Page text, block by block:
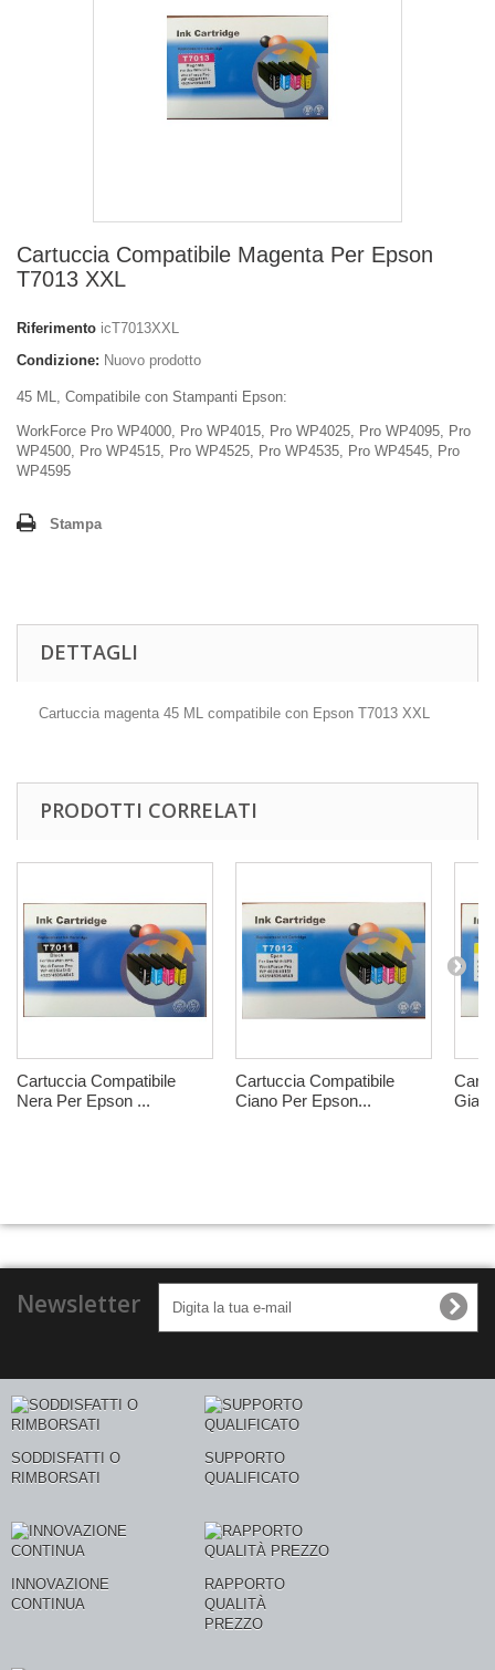
Cartuccia Compatibile Magenta Per Epson
T7013 XXL
Riferimento icT7013XXL
Condizione: Nuovo prodotto
45 ML, Compatibile con Stampanti Epson:
WorkForce Pro WP4000, Pro WP4015, Pro WP4025, Pro WP4095, Pro
WP4500, Pro WP4515, Pro WP4525, Pro WP4535, Pro WP4545, Pro
WP4595
Stampa
DETTAGLI
Cartuccia magenta 45 ML compatibile con Epson T7013 XXL
PRODOTTI CORRELATI
Cartuccia Compatibile
Nera Per Epson ...
Cartuccia Compatibile
Ciano Per Epson...
Newsletter
SODDISFATTI O
RIMBORSATI
SUPPORTO
QUALIFICATO
INNOVAZIONE
CONTINUA
RAPPORTO
QUALITÀ
PREZZO